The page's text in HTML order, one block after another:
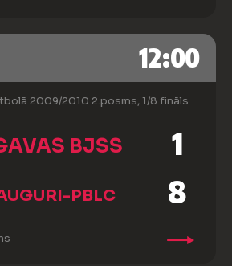
12:00
2009/2010 2.posms, 1/8 fināls
BJSS 1
PBLC 8